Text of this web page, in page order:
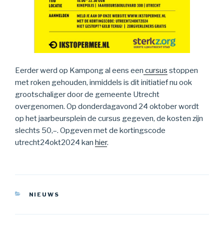
Eerder werd op Kampong al eens een cursus stoppen
met roken gehouden, inmiddels is dit initiatief nu ook
grootschaliger door de gemeente Utrecht
overgenomen. Op donderdagavond 24 oktober wordt
op het jaarbeursplein de cursus gegeven, de kosten zijn
slechts 50,–. Opgeven met de kortingscode
utrecht24okt2024 kan hier.
CATEGORIEËN
NIEUWS